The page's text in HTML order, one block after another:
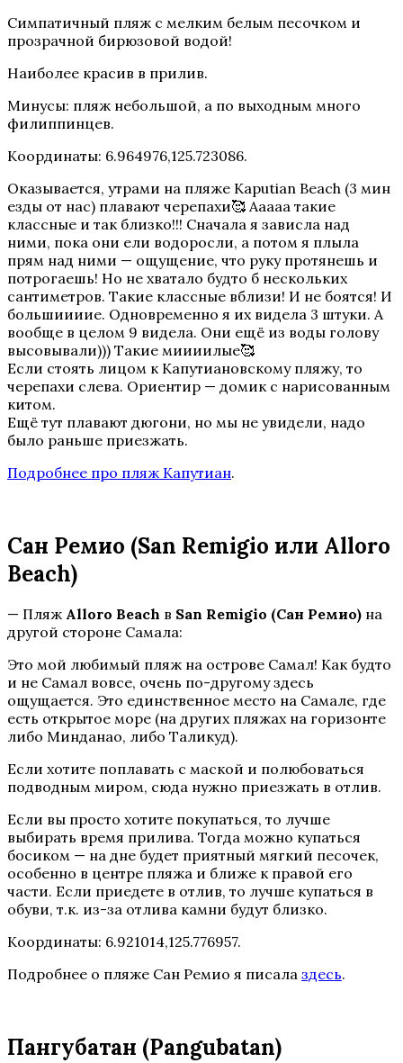
Симпатичный пляж с мелким белым песочком и
прозрачной бирюзовой водой!
Наиболее красив в прилив.
Минусы: пляж небольшой, а по выходным много
филиппинцев.
Координаты: 6.964976,125.723086.
Оказывается, утрами на пляже Kaputian Beach (3 мин
езды от нас) плавают черепахи🥰 Ааааа такие
классные и так близко!!! Сначала я зависла над
ними, пока они ели водоросли, а потом я плыла
прям над ними — ощущение, что руку протянешь и
потрогаешь! Но не хватало будто б нескольких
сантиметров. Такие классные вблизи! И не боятся! И
большиииие. Одновременно я их видела 3 штуки. А
вообще в целом 9 видела. Они ещё из воды голову
высовывали))) Такие миииилые🥰
Если стоять лицом к Капутиановскому пляжу, то
черепахи слева. Ориентир — домик с нарисованным
китом.
Ещё тут плавают дюгони, но мы не увидели, надо
было раньше приезжать.
Подробнее про пляж Капутиан.
Сан Ремио (San Remigio или Alloro
Beach)
— Пляж Alloro Beach в San Remigio (Сан Ремио) на
другой стороне Самала:
Это мой любимый пляж на острове Самал! Как будто
и не Самал вовсе, очень по-другому здесь
ощущается. Это единственное место на Самале, где
есть открытое море (на других пляжах на горизонте
либо Минданао, либо Таликуд).
Если хотите поплавать с маской и полюбоваться
подводным миром, сюда нужно приезжать в отлив.
Если вы просто хотите покупаться, то лучше
выбирать время прилива. Тогда можно купаться
босиком — на дне будет приятный мягкий песочек,
особенно в центре пляжа и ближе к правой его
части. Если приедете в отлив, то лучше купаться в
обуви, т.к. из-за отлива камни будут близко.
Координаты: 6.921014,125.776957.
Подробнее о пляже Сан Ремио я писала здесь.
Пангубатан (Pangubatan)